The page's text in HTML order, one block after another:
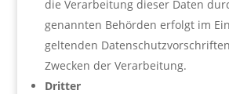
die Verarbeitung dieser Daten
genannten Behörden erfolgt im
geltenden
Zwecken der Verarbeitung.
Dritter